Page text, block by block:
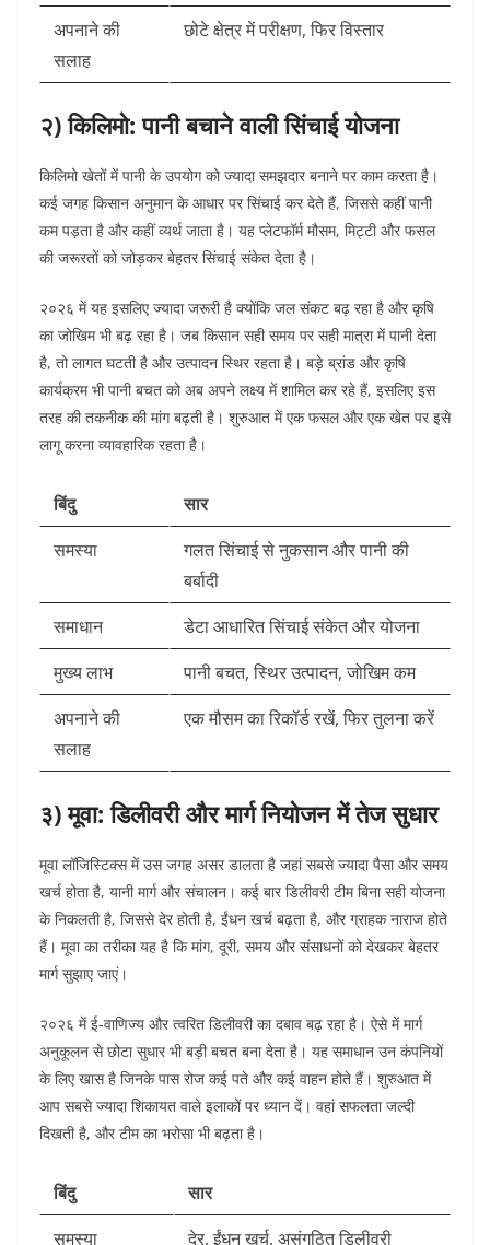
अपनाने की
सलाह
छोटे क्षेत्र में परीक्षण, फिर विस्तार
२) किलिमो: पानी बचाने वाली सिंचाई योजना
किलिमो खेतों में पानी के उपयोग को ज्यादा समझदार बनाने पर काम करता है।
कई जगह किसान अनुमान के आधार पर सिंचाई कर देते हैं, जिससे कहीं पानी
कम पड़ता है और कहीं व्यर्थ जाता है। यह प्लेटफॉर्म मौसम, मिट्टी और फसल
की जरूरतों को जोड़कर बेहतर सिंचाई संकेत देता है।
२०२६ में यह इसलिए ज्यादा जरूरी है क्योंकि जल संकट बढ़ रहा है और कृषि
का जोखिम भी बढ़ रहा है। जब किसान सही समय पर सही मात्रा में पानी देता
है, तो लागत घटती है और उत्पादन स्थिर रहता है। बड़े ब्रांड और कृषि
कार्यक्रम भी पानी बचत को अब अपने लक्ष्य में शामिल कर रहे हैं, इसलिए इस
तरह की तकनीक की मांग बढ़ती है। शुरुआत में एक फसल और एक खेत पर इसे
लागू करना व्यावहारिक रहता है।
बिंदु
सार
समस्या
गलत सिंचाई से नुकसान और पानी की
बर्बादी
समाधान
डेटा आधारित सिंचाई संकेत और योजना
मुख्य लाभ
पानी बचत, स्थिर उत्पादन, जोखिम कम
अपनाने की
सलाह
एक मौसम का रिकॉर्ड रखें, फिर तुलना करें
३) मूवा: डिलीवरी और मार्ग नियोजन में तेज सुधार
मूवा लॉजिस्टिक्स में उस जगह असर डालता है जहां सबसे ज्यादा पैसा और समय
खर्च होता है, यानी मार्ग और संचालन। कई बार डिलीवरी टीम बिना सही योजना
के निकलती है, जिससे देर होती है, ईंधन खर्च बढ़ता है, और ग्राहक नाराज होते
हैं। मूवा का तरीका यह है कि मांग, दूरी, समय और संसाधनों को देखकर बेहतर
मार्ग सुझाए जाएं।
२०२६ में ई-वाणिज्य और त्वरित डिलीवरी का दबाव बढ़ रहा है। ऐसे में मार्ग
अनुकूलन से छोटा सुधार भी बड़ी बचत बना देता है। यह समाधान उन कंपनियों
के लिए खास है जिनके पास रोज कई पते और कई वाहन होते हैं। शुरुआत में
आप सबसे ज्यादा शिकायत वाले इलाकों पर ध्यान दें। वहां सफलता जल्दी
दिखती है, और टीम का भरोसा भी बढ़ता है।
बिंदु
सार
समस्या
देर, ईंधन खर्च, असंगठित डिलीवरी